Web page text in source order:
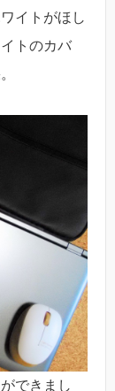
イトがほし
トのカバ
できまし